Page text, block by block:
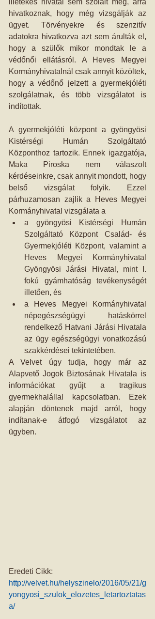
illetékes hivatal sem szólalt meg, arra
hivatkoznak, hogy még vizsgálják az
ügyet. Törvényekre és szenzitív
adatokra hivatkozva azt sem árulták el,
hogy a szülők mikor mondtak le a
védőnői ellátásról. A Heves Megyei
Kormányhivatalnál csak annyit közöltek,
hogy a védőnő jelzett a gyermekjóléti
szolgálatnak, és több vizsgálatot is
indítottak.
A gyermekjóléti központ a gyöngyösi
Kistérségi Humán Szolgáltató
Központhoz tartozik. Ennek igazgatója,
Maka Piroska nem válaszolt
kérdéseinkre, csak annyit mondott, hogy
belső vizsgálat folyik. Ezzel
párhuzamosan zajlik a Heves Megyei
Kormányhivatal vizsgálata a
a gyöngyösi Kistérségi Humán
Szolgáltató Központ Család- és
Gyermekjóléti Központ, valamint a
Heves Megyei Kormányhivatal
Gyöngyösi Járási Hivatal, mint I.
fokú gyámhatóság tevékenységét
illetően, és
a Heves Megyei Kormányhivatal
népegészségügyi hatáskörrel
rendelkező Hatvani Járási Hivatala
az ügy egészségügyi vonatkozású
szakkérdései tekintetében.
A Velvet úgy tudja, hogy már az
Alapvető Jogok Biztosának Hivatala is
információkat gyűjt a tragikus
gyermekhalállal kapcsolatban. Ezek
alapján döntenek majd arról, hogy
indítanak-e átfogó vizsgálatot az
ügyben.
Eredeti Cikk:
http://velvet.hu/helyszinelo/2016/05/21/g
yongyosi_szulok_elozetes_letartoztatas
a/